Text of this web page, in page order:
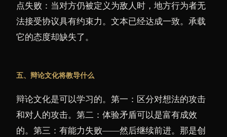
点失败：当对方仍被定义为敌人时，地方行为者无
法接受协议具有约束力。文本已经达成一致。承载
它的态度却缺失了。
五、辩论文化将教导什么
辩论文化是可以学习的。第一：区分对想法的攻击
和对人的攻击。第二：体验矛盾可以是富有成效
的。第三：有能力失败——然后继续前进。那是创